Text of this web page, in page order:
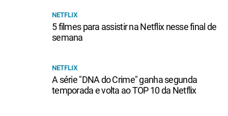
NETFLIX
5 filmes para assistir na Netflix nesse final de
semana
NETFLIX
A série "DNA do Crime" ganha segunda
temporada e volta ao TOP 10 da Netflix